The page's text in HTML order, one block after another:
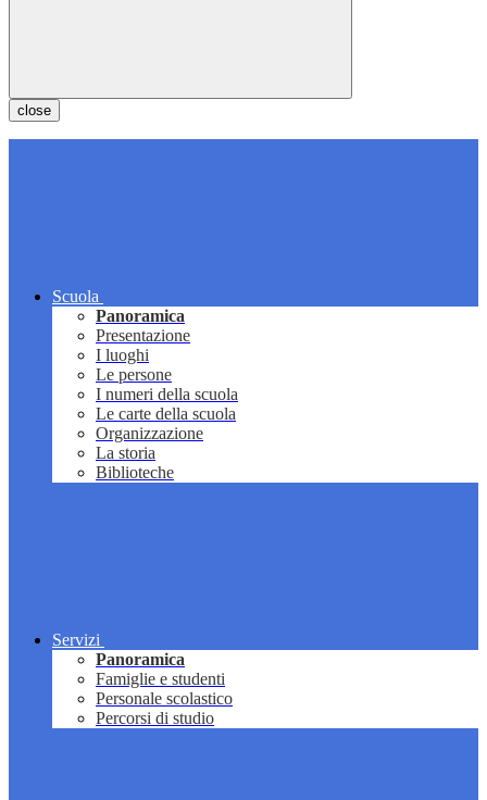
close
Scuola
Panoramica
Presentazione
I luoghi
Le persone
I numeri della scuola
Le carte della scuola
Organizzazione
La storia
Biblioteche
Servizi
Panoramica
Famiglie e studenti
Personale scolastico
Percorsi di studio